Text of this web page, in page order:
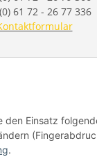
61 72 - 26 77 336
Einsatz
.